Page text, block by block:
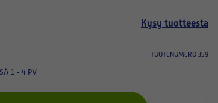
Kysy tuotteesta
TUOTENUMERO 359
1 - 4 PV